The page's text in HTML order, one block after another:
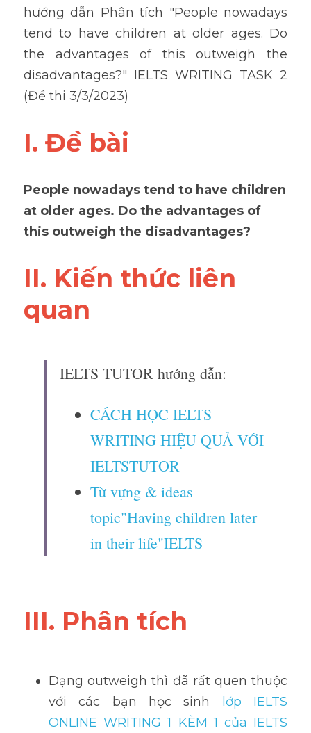
hướng dẫn Phân tích "People nowadays
tend to have children at older ages. Do
the advantages of this outweigh the
disadvantages?" IELTS WRITING TASK 2
(Đề thi 3/3/2023)
I. Đề bài
People nowadays tend to have children
at older ages. Do the advantages of
this outweigh the disadvantages?
II. Kiến thức liên
quan
IELTS TUTOR hướng dẫn:
CÁCH HỌC IELTS
WRITING HIỆU QUẢ VỚI
IELTSTUTOR
Từ vựng & ideas
topic"Having children later
in their life"IELTS
III. Phân tích
Dạng outweigh thì đã rất quen thuộc
với các bạn học sinh
lớp IELTS
ONLINE WRITING 1 KÈM 1 của IELTS